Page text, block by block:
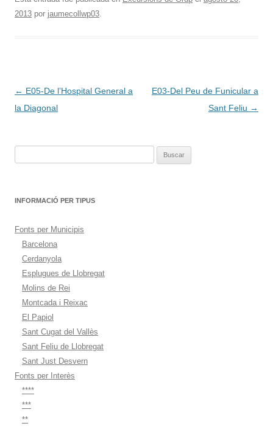
2013 por jaumecollwp03.
Navegación
de
← E05-De l’Hospital General a
la Diagonal
E03-Del Peu de Funicular a
Sant Feliu →
INFORMACIÓ PER TIPUS
Fonts per Municipis
Barcelona
Cerdanyola
Esplugues de Llobregat
Molins de Rei
Montcada i Reixac
El Papiol
Sant Cugat del Vallès
Sant Feliu de Llobregat
Sant Just Desvern
Fonts per Interès
****
***
**